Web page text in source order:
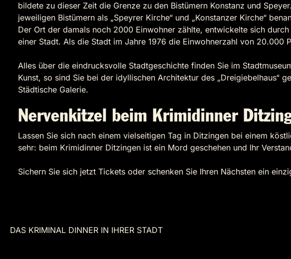
bildete zu dieser Zeit die Grenze zu den Bistümern Konstanz und
jeweiligen Bistümern als „Speyrer Kirche“ und „Konstanzer Kirche“
Der Ort der damals noch 2000 Einwohner zählte, entwickelte sich
einer Stadt. Als die Stadt im Jahre 1976 die Einwohnerzahl von 20.000
Alles über die eindrucksvolle Stadtgeschichte finden Sie im
Kunst, so sind Sie bei der idyllischen Architektur des „Dreigiebelhaus“
Städtische Galerie.
Nervenkitzel beim Krimidinner
Lassen Sie sich nach einem vielseitigen Tag in Ditzingen bei einem
sehr: beim Krimidinner Ditzingen ist ein Mord geschehen und Ihr
Sichern Sie sich jetzt Tickets oder schenken Sie Ihren Nächsten ein
DAS KRIMINAL DINNER IN IHRER STADT